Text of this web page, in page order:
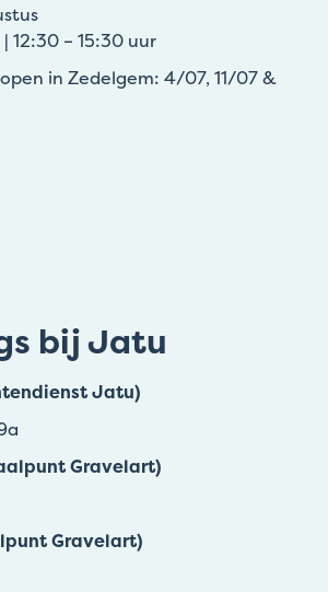
12:30 – 15:30 uur
in Zedelgem: 4/07, 11/07 &
bij Jatu
Jatu)
Gravelart)
Gravelart)